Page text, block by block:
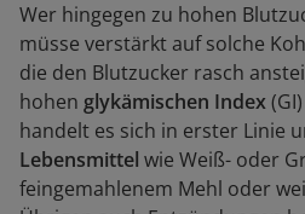
Wer hingegen zu hohen
müsse verstärkt auf solche
die den Blutzucker rasch
hohen glykämischen Index
handelt es sich in erster Linie
Lebensmittel wie Weiß- oder
feingemahlenem Mehl oder